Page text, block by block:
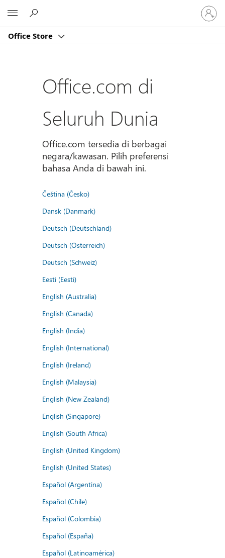
Office Store
Masuk
ke
akun
Office.com di
Seluruh Dunia
Office.com tersedia di berbagai
negara/kawasan. Pilih preferensi
bahasa Anda di bawah ini.
Čeština (Česko)
Dansk (Danmark)
Deutsch (Deutschland)
Deutsch (Österreich)
Deutsch (Schweiz)
Eesti (Eesti)
English (Australia)
English (Canada)
English (India)
English (International)
English (Ireland)
English (Malaysia)
English (New Zealand)
English (Singapore)
English (South Africa)
English (United Kingdom)
English (United States)
Español (Argentina)
Español (Chile)
Español (Colombia)
Español (España)
Español (Latinoamérica)